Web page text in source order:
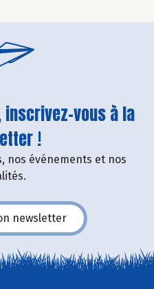
vous à la
!
nos événements et nos
newsletter